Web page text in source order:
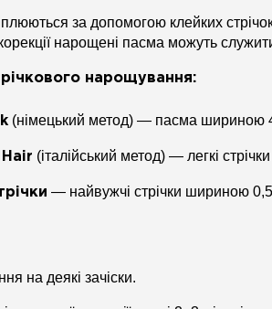
за допомогою клейких
нарощені пасма можуть
нарощування:
(німецький метод) — пасма шириною 4
(італійський метод) — легкі
— найвужчі стрічки шириною
на деякі зачіски.